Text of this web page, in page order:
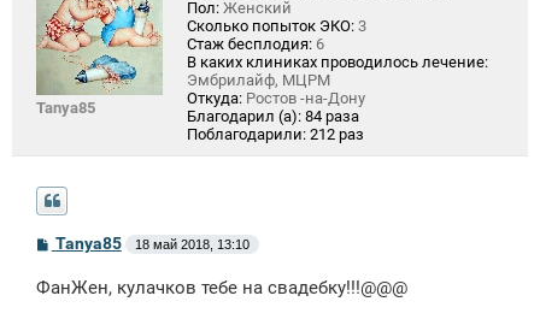
Tanya85
Пол: Женский
Сколько попыток ЭКО: 3
Стаж бесплодия: 6
В каких клиниках проводилось лечение:
Эмбрилайф, МЦРМ
Откуда: Ростов -на-Дону
Благодарил (а): 84 раза
Поблагодарили: 212 раз
С
б
Tanya85 18 май 2018, 13:10
ФанЖен, кулачков тебе на свадебку!!!@@@